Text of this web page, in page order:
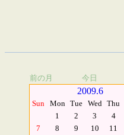
前の月 今日
2009.6
Sun Mon Tue Wed Thu
1
2 3 4
7
8 9 10 11